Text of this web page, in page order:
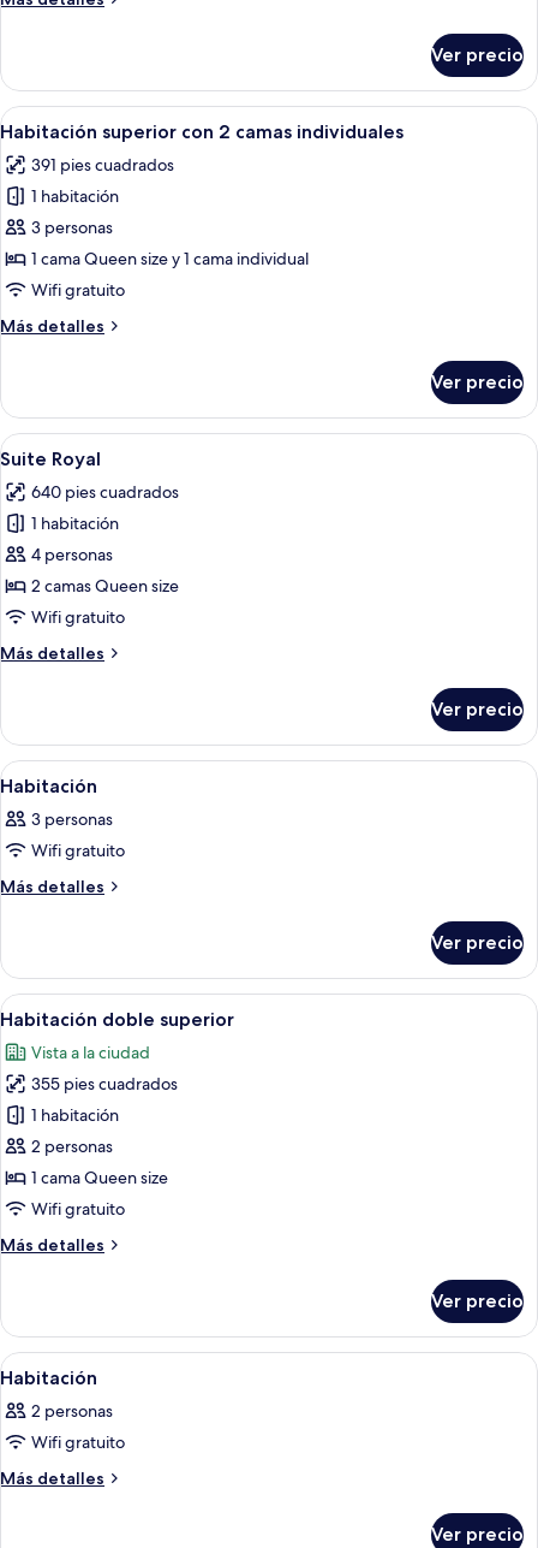
2
Deluxe
con
2
individuales
Ver precio
Abrir
todas
las
fotos
de
Habitación
superior
2
Habitación de hotel con dos camas,
4
Habitación superior con 2 camas individuales
391 pies cuadrados
1 habitación
3 personas
1 cama Queen size y 1 cama individual
Wifi gratuito
Más detalles
Más
superior
con
2
individuales
Ver precio
Abrir
todas
las
fotos
de
Suite
Royal
Habitación de hotel con dos camas,
8
Suite Royal
640 pies cuadrados
1 habitación
4 personas
2 camas Queen size
Wifi gratuito
Más detalles
Más
Royal
Ver precio
Abrir
todas
las
fotos
de
Una habitación de hotel con cama,
4
Habitación
3 personas
Wifi gratuito
Más detalles
Más
Ver precio
Abrir
todas
las
fotos
de
Habitación
doble
superior
Una habitación de hotel con cama,
3
Habitación doble superior
Vista a la ciudad
355 pies cuadrados
1 habitación
2 personas
1 cama Queen size
Wifi gratuito
Más detalles
Más
doble
superior
Ver precio
Abrir
todas
las
fotos
de
Una habitación de hotel con una
17
Habitación
2 personas
Wifi gratuito
Más detalles
Más
Ver precio